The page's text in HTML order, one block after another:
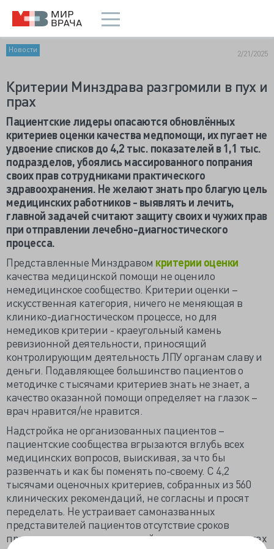
Новости 2/21/2025
Критерии Минздрава разгромили в пух и
прах
Пациентские лидеры опасаются обновлённых
критериев оценки качества медпомощи, их пугает не
удвоение списков до 4,2 тыс. показателей в 1,1 тыс.
подразделов, убоялись массированного попрания
своих прав сотрудниками практического
здравоохранения. Не желают знать про благую цель
медицинских работников - выявлять и лечить,
главной задачей считают защиту своих и чужих прав
при отправлении лечебно-диагностического
процесса.
Представленные Минздравом критерии оценки
качества медицинской помощи не оценило
немедицинское сообщество. Критерии оценки –
искусственная категория, ничего не меняющая в
клинико-диагностическом процессе, но для
немедиков критерии - краеугольный камень
ревизионной деятельности, приносящий
контролирующим деятельность ЛПУ органам славу и
деньги. Подавляющее большинство пациентов о
методичке с тысячами критериев знать не знает, а
качество оказанной помощи определяет на глазок –
врач нравится/не нравится.
Надстройка не организованных пациентов –
пациентские сообщества вгрызаются вглубь всех
медицинских вопросов, выискивая, за что бы
развенчать и как бы поменять по-своему. С 4,2
тысячами оценочных критериев, собранных из 560
клинических рекомендаций, не согласны и просят
переделать. Не устраивает самоназванных
представителей пациентов отсутствие сроков
предоставления медицинской помощи в днях и часах